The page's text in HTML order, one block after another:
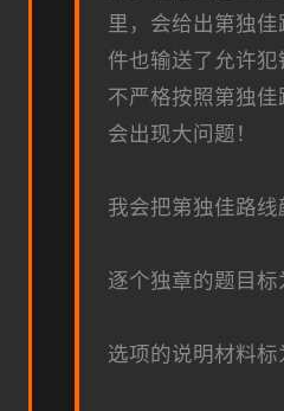
里，会给出第独
件也输送了允许
不严格按照第独
会出现大问题！
我会把第独佳路
逐个独章的题目标
选项的说明材料标